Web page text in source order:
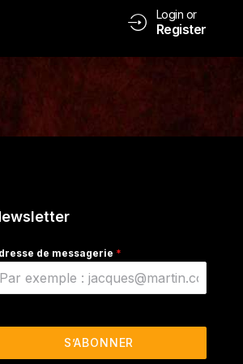
Login or
Register
de messagerie *
S’ABONNER